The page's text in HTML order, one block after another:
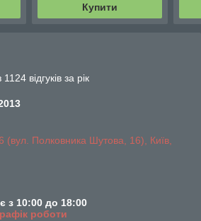
Купити
відгуків за рік
(вул. Полковника Шутова, 16), Київ,
з 10:00 до 18:00
роботи